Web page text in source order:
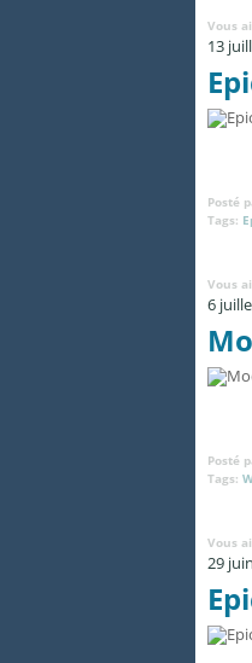
Vous
13
Posté
Tags:
Vous
6
Posté
Tags:
Vous
29